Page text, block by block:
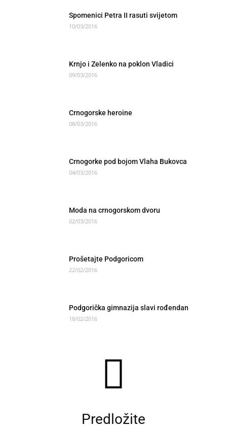
Spomenici Petra II rasuti svijetom
10/03/2016
Krnjo i Zelenko na poklon Vladici
09/03/2016
Crnogorske heroine
08/03/2016
Crnogorke pod bojom Vlaha Bukovca
04/03/2016
Moda na crnogorskom dvoru
02/03/2016
Prošetajte Podgoricom
22/02/2016
Podgorička gimnazija slavi rođendan
18/02/2016
Predložite